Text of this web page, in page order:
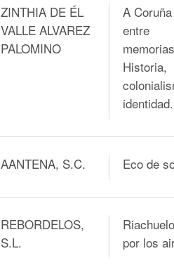
ZINTHIA DE ÉL
VALLE ALVAREZ
PALOMINO
A Coruña
entre
Historia,
identidad.
AANTENA, S.C. Eco de
REBORDELOS,
S.L.
por los